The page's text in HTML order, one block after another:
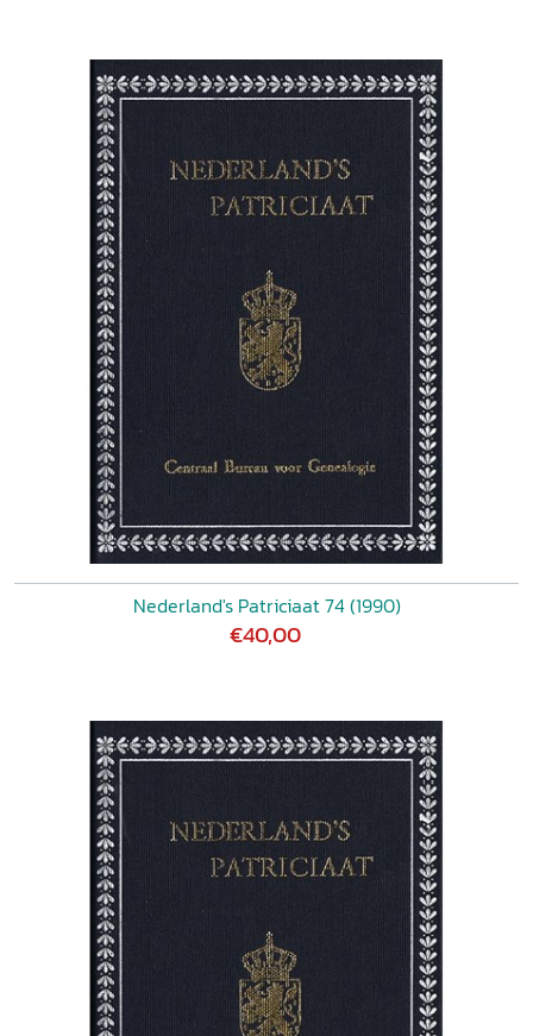
Nederland's Patriciaat 74 (1990)
€40,00